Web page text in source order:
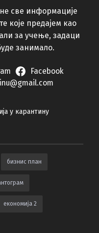
све информације
које предајем као
за учење, задаци
занимало.
Facebook
у карантину
бизнис план
економија 2